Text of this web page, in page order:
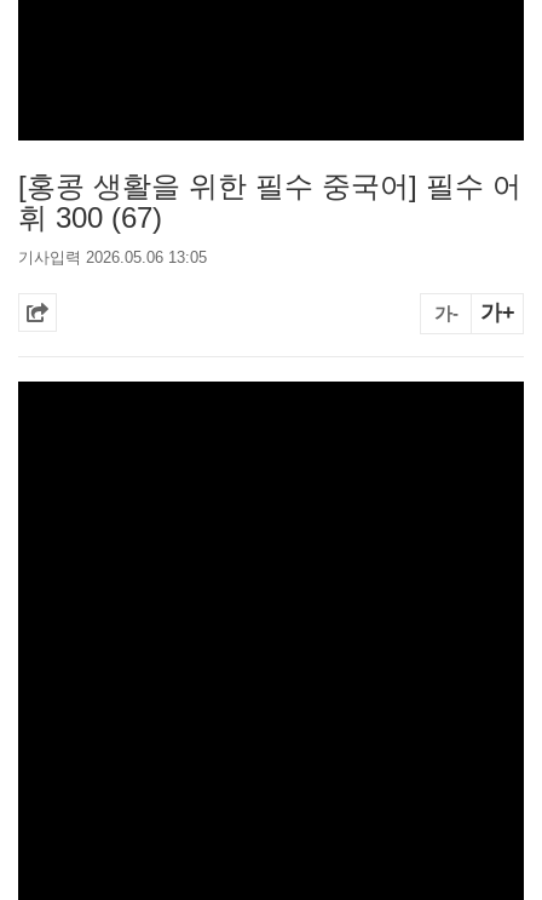
[홍콩 생활을 위한 필수 중국어] 필수 어
휘 300 (67)
기사입력 2026.05.06 13:05
가- 가+